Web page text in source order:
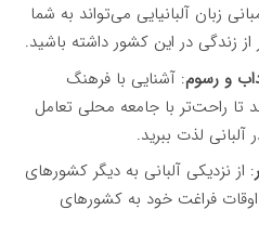
زبان آلبانیایی می‌تواند به شما
زندگی در این کشور داشته باشید.
و رسوم: آشنایی با فرهنگ
راحت‌تر با جامعه محلی تعامل
آلبانی لذت ببرید.
: از نزدیکی آلبانی به دیگر کشورهای
اوقات فراغت خود به کشورهای